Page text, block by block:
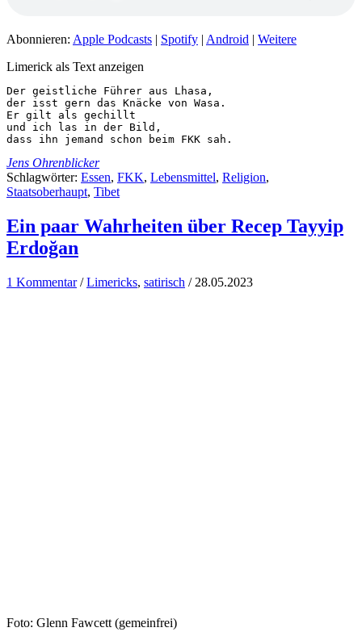
Abonnieren: Apple Podcasts | Spotify | Android | Weitere
Limerick als Text anzeigen
Der geistliche Führer aus Lhasa,
der isst gern das Knäcke von Wasa.
Er gilt als gechillt
und ich las in der Bild,
dass ihn jemand schon beim FKK sah.
Jens Ohrenblicker
Schlagwörter: Essen, FKK, Lebensmittel, Religion,
Staatsoberhaupt, Tibet
Ein paar Wahrheiten über Recep Tayyip
Erdoğan
1 Kommentar /Limericks, satirisch / 28.05.2023
Foto: Glenn Fawcett (gemeinfrei)